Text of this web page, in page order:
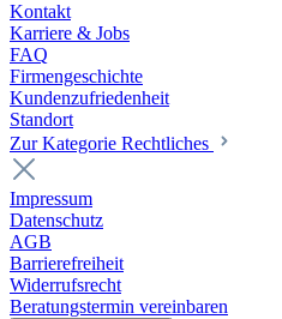
Kontakt
Karriere & Jobs
FAQ
Firmengeschichte
Kundenzufriedenheit
Standort
Zur Kategorie Rechtliches
Impressum
Datenschutz
AGB
Barrierefreiheit
Widerrufsrecht
Beratungstermin vereinbaren